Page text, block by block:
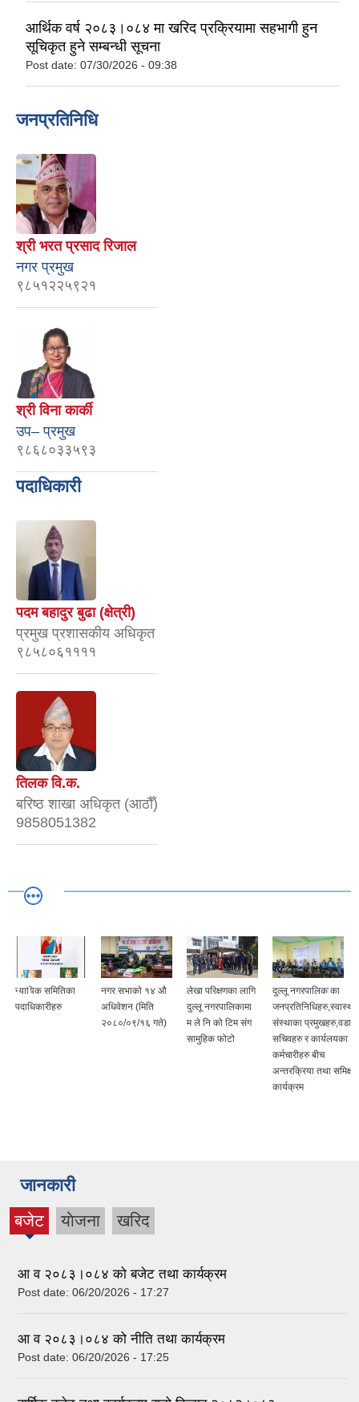
आर्थिक वर्ष २०८३।०८४ मा खरिद प्रक्रियामा सहभागी हुन
सूचिकृत हुने सम्बन्धी सूचना
Post date: 07/30/2026 - 09:38
जनप्रतिनिधि
श्री भरत प्रसाद रिजाल
नगर प्रमुख
९८५१२२५९२१
श्री विना कार्की
उप– प्रमुख
९८६८०३३५९३
पदाधिकारी
पदम बहादुर बुढा (क्षेत्री)
प्रमुख प्रशासकीय अधिकृत
९८५८०६११११
तिलक वि.क.
बरिष्ठ शाखा अधिकृत (आठौँ)
9858051382
न्यायिक समितिका
पदाधिकारीहरु
नगर सभाकाे १४ ‍औ
अधिवेशन (मिति
२०८०/०९/१६ गते)
लेखा परिक्षणका लागि
दुल्लू नगरपालिकामा
म ले नि को टिम संग
सामुहिक फोटो
दुल्लू नगरपालिकाका
जनप्रतिनिधिहरु,स्वास्थ्य
संस्थाका प्रमुखहरु,वडा
सचिवहरु र कार्यलयका
कर्मचारीहरु बीच
अन्तरक्रिया तथा समिक्षा
कार्यक्रम
जानकारी
बजेट
(active
याेजना खरिद
आ व २०८३।०८४ को बजेट तथा कार्यक्रम
Post date: 06/20/2026 - 17:27
आ व २०८३।०८४ को नीति तथा कार्यक्रम
Post date: 06/20/2026 - 17:25